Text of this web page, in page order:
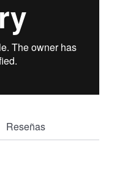
Reseñas